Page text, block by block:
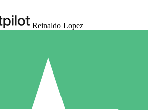
Reinaldo Lopez